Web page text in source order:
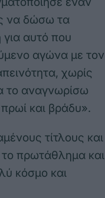
να δώσω τα
αυτό που
αγώνα με τον
χωρίς
το αναγνωρίσω
και βράδυ».
τίτλους και
πρωτάθλημα και
κόσμο και